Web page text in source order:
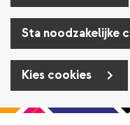
Sta noodzakelijke
Kies cookies
Overslaan